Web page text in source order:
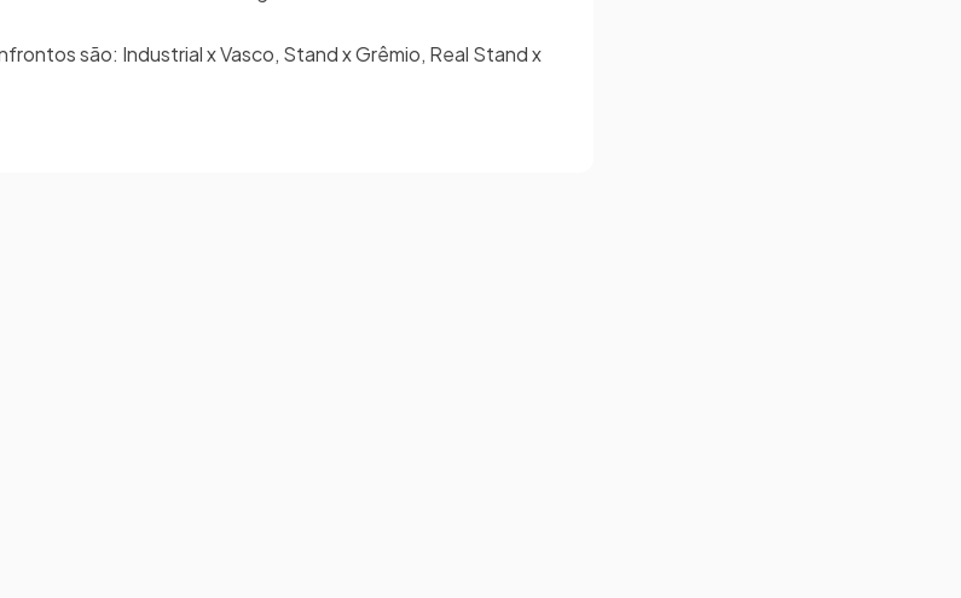
são: Industrial x Vasco, Stand x Grêmio, Real Stand x